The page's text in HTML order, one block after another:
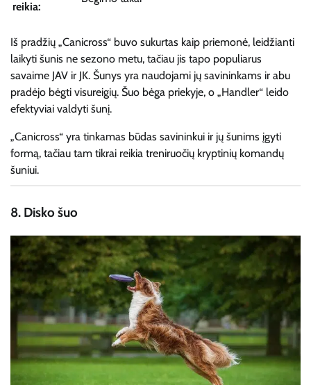
reikia:
Iš pradžių „Canicross“ buvo sukurtas kaip priemonė, leidžianti
laikyti šunis ne sezono metu, tačiau jis tapo populiarus
savaime JAV ir JK. Šunys yra naudojami jų savininkams ir abu
pradėjo bėgti visureigių. Šuo bėga priekyje, o „Handler“ leido
efektyviai valdyti šunį.
„Canicross“ yra tinkamas būdas savininkui ir jų šunims įgyti
formą, tačiau tam tikrai reikia treniruočių kryptinių komandų
šuniui.
8. Disko šuo